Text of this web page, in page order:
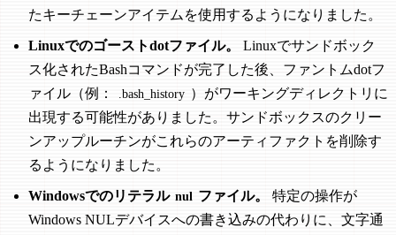
たキーチェーンアイテムを使用するようになりました。
Linuxでのゴーストdotファイル。
Linuxでサンドボック
ス化されたBashコマンドが完了した後、ファントムdotフ
ァイル（例：
.bash_history ）がワーキングディレクトリに
出現する可能性がありました。サンドボックスのクリー
ンアップルーチンがこれらのアーティファクトを削除す
るようになりました。
Windowsでのリテラル nul ファイル。
特定の操作が
Windows NULデバイスへの書き込みの代わりに、文字通